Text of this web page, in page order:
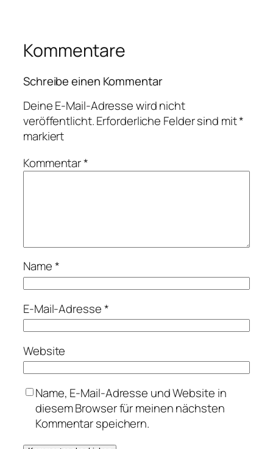
Kommentare
Schreibe einen Kommentar
Deine E-Mail-Adresse wird nicht
veröffentlicht.Erforderliche Felder sind mit*
markiert
Kommentar*
Name*
E-Mail-Adresse*
Website
Name, E-Mail-Adresse und Website in
diesem Browser für meinen nächsten
Kommentar speichern.